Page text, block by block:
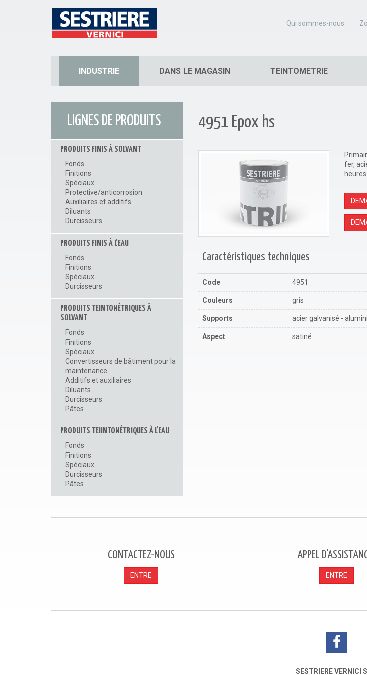
Qui sommes-nous
INDUSTRIE DANS LE MAGASIN TEINTOMETRIE
4951 Epox hs
fer,
Caractéristiques techniques
Code 4951
Couleurs gris
Supports acier galvanisé -
Aspect satiné
LIGNES DE PRODUITS
PRODUITS FINIS À SOLVANT
Fonds
Finitions
Spéciaux
Protective/anticorrosion
Auxiliaires et additifs
Diluants
Durcisseurs
PRODUITS FINIS À L'EAU
Fonds
Finitions
Spéciaux
Durcisseurs
PRODUITS TEINTOMÉTRIQUES À
SOLVANT
Fonds
Finitions
Spéciaux
Convertisseurs de bâtiment pour la
maintenance
Additifs et auxiliaires
Diluants
Durcisseurs
Pâtes
PRODUITS TEIINTOMÉTRIQUES À L'EAU
Fonds
Finitions
Spéciaux
Durcisseurs
Pâtes
CONTACTEZ-NOUS
ENTRE
APPEL
ENTRE
SESTRIERE VERNICI